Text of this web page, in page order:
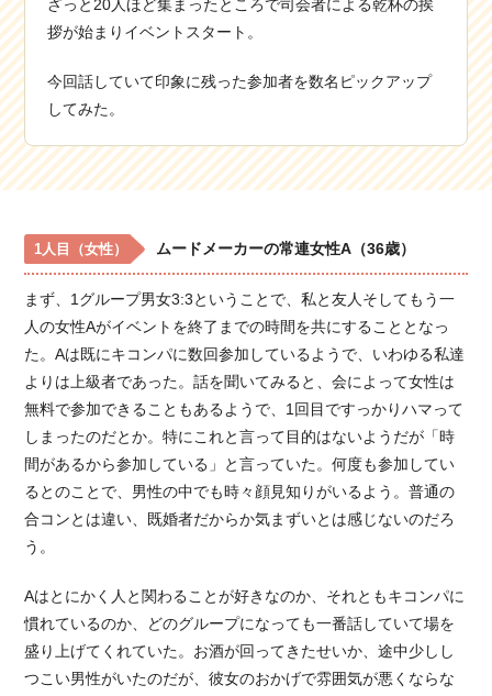
ざっと20人ほど集まったところで司会者による乾杯の挨
拶が始まりイベントスタート。
今回話していて印象に残った参加者を数名ピックアップ
してみた。
1人目（女性） ムードメーカーの常連女性A（36歳）
まず、1グループ男女3:3ということで、私と友人そしてもう一
人の女性Aがイベントを終了までの時間を共にすることとなっ
た。Aは既にキコンパに数回参加しているようで、いわゆる私達
よりは上級者であった。話を聞いてみると、会によって女性は
無料で参加できることもあるようで、1回目ですっかりハマって
しまったのだとか。特にこれと言って目的はないようだが「時
間があるから参加している」と言っていた。何度も参加してい
るとのことで、男性の中でも時々顔見知りがいるよう。普通の
合コンとは違い、既婚者だからか気まずいとは感じないのだろ
う。
Aはとにかく人と関わることが好きなのか、それともキコンパに
慣れているのか、どのグループになっても一番話していて場を
盛り上げてくれていた。お酒が回ってきたせいか、途中少しし
つこい男性がいたのだが、彼女のおかげで雰囲気が悪くならな